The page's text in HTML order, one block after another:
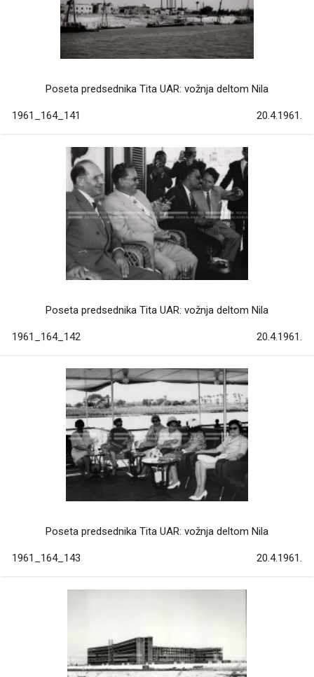
Poseta predsednika Tita UAR: vožnja deltom Nila
1961_164_141 20.4.1961.
Poseta predsednika Tita UAR: vožnja deltom Nila
1961_164_142 20.4.1961.
Poseta predsednika Tita UAR: vožnja deltom Nila
1961_164_143 20.4.1961.